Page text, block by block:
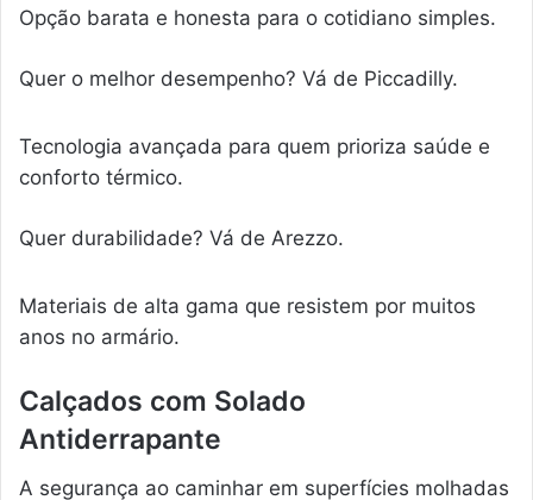
Opção barata e honesta para o cotidiano simples.
Quer o melhor desempenho? Vá de Piccadilly.
Tecnologia avançada para quem prioriza saúde e
conforto térmico.
Quer durabilidade? Vá de Arezzo.
Materiais de alta gama que resistem por muitos
anos no armário.
Calçados com Solado
Antiderrapante
A segurança ao caminhar em superfícies molhadas